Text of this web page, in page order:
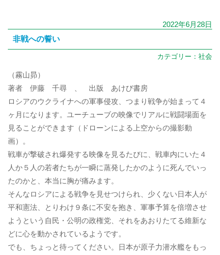
2022年6月28日
非戦への誓い
カテゴリー： 社会
（霧山昴）
著者 伊藤 千尋 、 出版 あけび書房
ロシアのウクライナへの軍事侵攻、つまり戦争が始まって４
ヶ月になります。ユーチューブの映像でリアルに戦闘場面を
見ることができます（ドローンによる上空からの撮影動
画）。
戦車が撃破され爆発する映像を見るたびに、戦車内にいた４
人か５人の若者たちが一瞬に蒸発したかのように死んでいっ
たのかと、本当に胸が痛みます。
そんなロシアによる戦争を見せつけられ、少くない日本人が
平和憲法、とりわけ９条に不安を抱き、軍事予算を倍増させ
ようという自民・公明の政権党、それをあおりたてる維新な
どに心を動かされているようです。
でも、ちょっと待ってください。日本が原子力潜水艦をもっ